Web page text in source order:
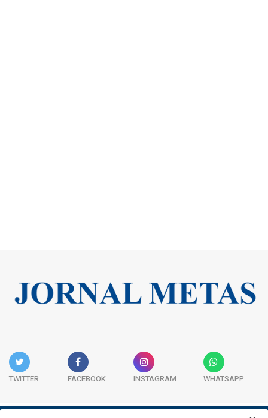
TWITTER FACEBOOK INSTAGRAM WHATSAPP